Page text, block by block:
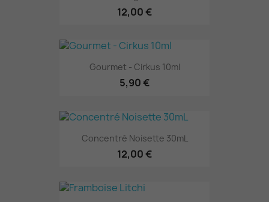
12,00 €
Gourmet - Cirkus 10ml
5,90 €
Concentré Noisette 30mL
12,00 €